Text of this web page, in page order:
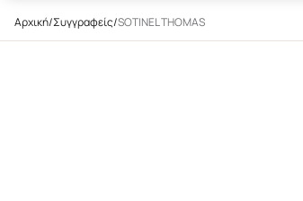
Αρχική/Συγγραφείς/SOTINEL THOMAS